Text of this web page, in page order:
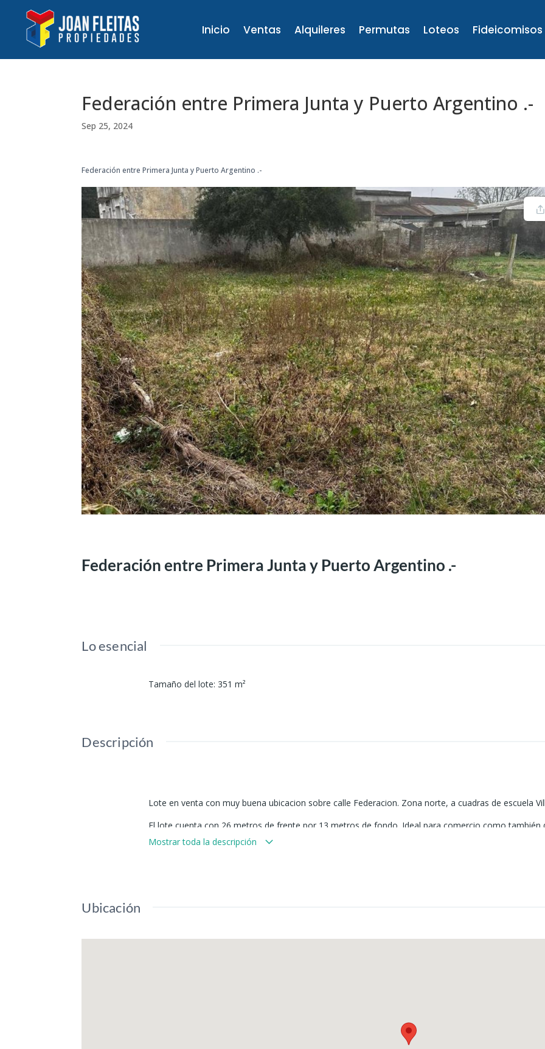
Inicio Ventas Alquileres Permutas Loteos Fideicomisos
Federación entre Primera Junta y Puerto Argentino .-
Sep 25, 2024
Federación entre Primera Junta y Puerto Argentino .-
Federación entre Primera Junta y Puerto Argentino .-
Lo esencial
Tamaño del lote: 351 m²
Descripción
Lote en venta con muy buena ubicacion sobre calle Federacion. Zona norte, a cuadras de escuela
El lote cuenta con 26 metros de frente por 13 metros de fondo. Ideal para comercio como también
El gas natural esta a 50 metros del terreno
Mostrar toda la descripción
Ubicación